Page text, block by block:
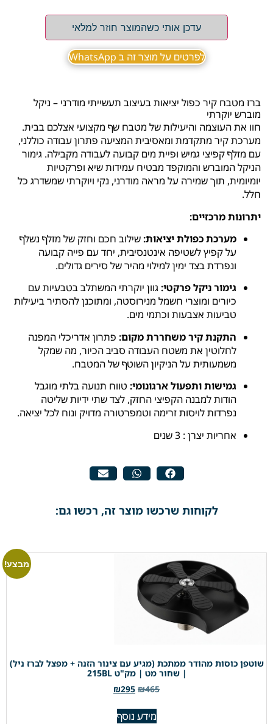
עדכן אותי כשהמוצר חוזר למלאי
לפרטים על מוצר זה ב WhatsApp
ברז מטבח קיר כפול יציאות בעיצוב תעשייתי מודרני – ניקל
מוברש יוקרתי
חוו את העוצמה והיעילות של מטבח שף מקצועי אצלכם בבית.
מערכת קיר מתקדמת ומאסיבית המציעה פתרון עבודה כוללני,
עם מזלף קפיצי גמיש ופיית מים קבועה לעבודה מקבילה. גימור
הניקל המוברש והמוקפד מבטיח עמידות שיא ופרקטיות
יומיומית, תוך שמירה על מראה מודרני, נקי ויוקרתי שמשדרג כל
חלל.
יתרונות מרכזיים:
מערכת כפולת יציאות:שילוב חכם וחזק של מזלף נשלף
על קפיץ לשטיפה אינטנסיבית, יחד עם פייה קבועה
ונפרדת בצד ימין למילוי מהיר של סירים גדולים.
גימור ניקל פרקטי: גוון יוקרתי המשתלב בטבעיות עם
כיורים ומוצרי חשמל מנירוסטה, ומתוכנן להסתיר ביעילות
טביעות אצבעות וכתמי מים.
התקנת קיר משחררת מקום: פתרון אדריכלי המפנה
לחלוטין את משטח העבודה סביב הכיור, מה שמקל
משמעותית על הניקיון השוטף של המטבח.
גמישות ותפעול ארגונומי: טווח תנועה בלתי מוגבל
הודות למבנה הקפיצי החזק, לצד שתי ידיות שליטה
נפרדות לויסות זרימה וטמפרטורה מדויק ונוח לכל יציאה.
אחריות יצרן : 3 שנים
לקוחות שרכשו מוצר זה, רכשו גם:
מבצע!
שוטפן כוסות מהודר ממתכת (מגיע עם צינור הזנה + מפצל לברז ניל)
| שחור מט | מק"ט 215BL
₪465
₪295
מידע נוסף